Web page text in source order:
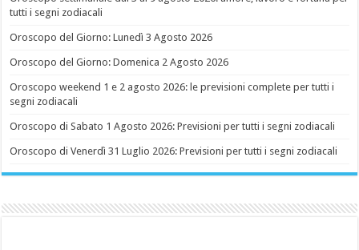
tutti i segni zodiacali
Oroscopo del Giorno: Lunedì 3 Agosto 2026
Oroscopo del Giorno: Domenica 2 Agosto 2026
Oroscopo weekend 1 e 2 agosto 2026: le previsioni complete per tutti i
segni zodiacali
Oroscopo di Sabato 1 Agosto 2026: Previsioni per tutti i segni zodiacali
Oroscopo di Venerdì 31 Luglio 2026: Previsioni per tutti i segni zodiacali